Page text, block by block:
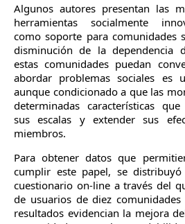
Algunos autores presentan las
herramientas socialmente
como soporte para comunidades
disminución de la dependencia
estas comunidades puedan
abordar problemas sociales es
aunque condicionado a que las
determinadas características
sus escalas y extender sus
miembros.
Para obtener datos que
cumplir este papel, se
cuestionario on-line a través del
de usuarios de diez
resultados evidencian la mejora